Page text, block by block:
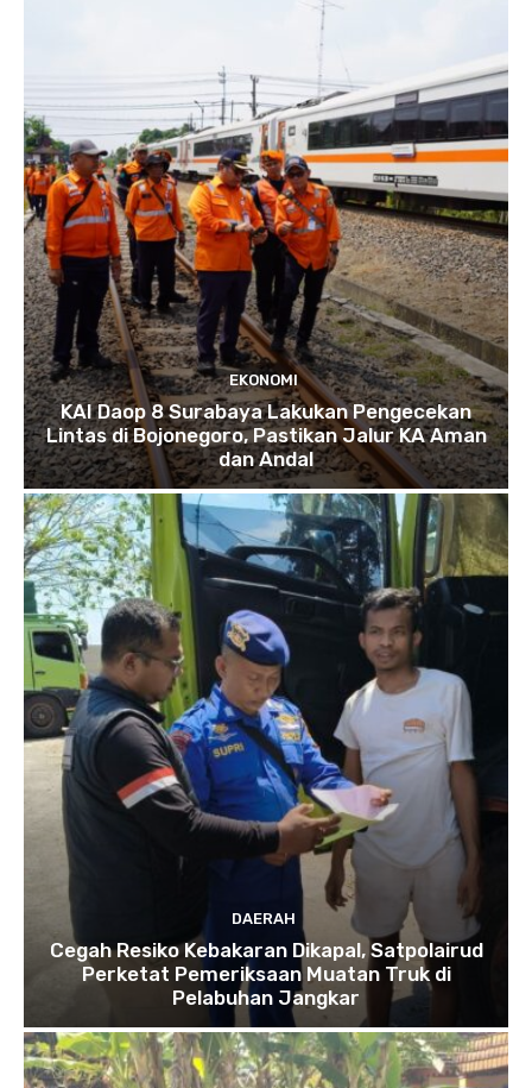
EKONOMI
KAI Daop 8 Surabaya Lakukan Pengecekan
Lintas di Bojonegoro, Pastikan Jalur KA Aman
dan Andal
DAERAH
Cegah Resiko Kebakaran Dikapal, Satpolairud
Perketat Pemeriksaan Muatan Truk di
Pelabuhan Jangkar